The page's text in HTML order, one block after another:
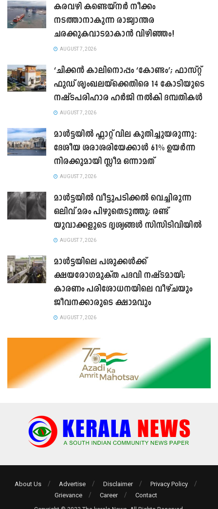
കരവഴി കണ്ടെയ്നർ നീക്കം
നടത്താനാകുന്ന രാജ്യാന്തര
ചരക്കുകവാടമാകാൻ വിഴിഞ്ഞം!
AUGUST 7, 2026
‘ചിക്കൻ കാലിനൊപ്പം ‘കോണ്ടം’; ഫാസ്റ്റ്
ഫുഡ് ശൃംഖലയ്ക്കെതിരെ 14 കോടിയുടെ
നഷ്ടപരിഹാര ഹർജി നൽകി ദമ്പതികൾ
AUGUST 7, 2026
മാൾട്ടയിൽ ഫ്ലാറ്റ് വില കുതിച്ചുയരുന്നു:
ദേശീയ ശരാശരിയേക്കാൾ 61% ഉയർന്ന
നിരക്കുമായി സ്ലീമ ഒന്നാമത്
AUGUST 7, 2026
മാൾട്ടയിൽ വീട്ടുപടിക്കൽ വെച്ചിരുന്ന
ഒലിവ് മരം പിഴുതെടുത്തു; രണ്ട്
യുവാക്കളുടെ ദൃശ്യങ്ങൾ സിസിടിവിയിൽ
AUGUST 7, 2026
മാൾട്ടയിലെ പശുക്കൾക്ക്
ക്ഷയരോഗമുക്ത പദവി നഷ്ടമായി;
കാരണം പരിശോധനയിലെ വീഴ്ചയും
ജീവനക്കാരുടെ ക്ഷാമവും
AUGUST 7, 2026
About Us Advertise Disclaimer
Privacy Policy
Grievance
Career Contact